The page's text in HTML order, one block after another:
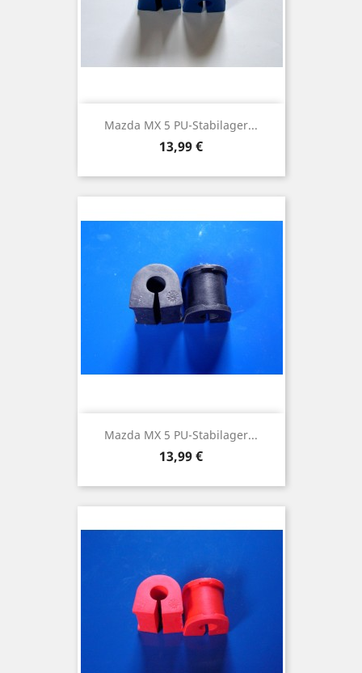
Mazda MX 5 PU-Stabilager...
Preis
13,99 €
Mazda MX 5 PU-Stabilager...
Preis
13,99 €